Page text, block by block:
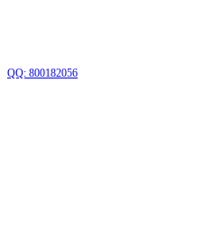
QQ: 800182056